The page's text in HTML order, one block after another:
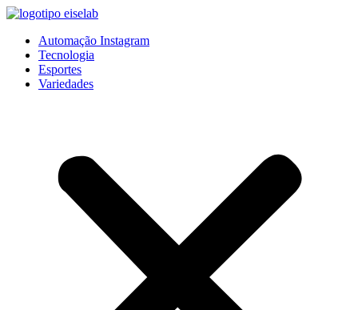
Pular
conteúdo
Automação Instagram
Tecnologia
Esportes
Variedades